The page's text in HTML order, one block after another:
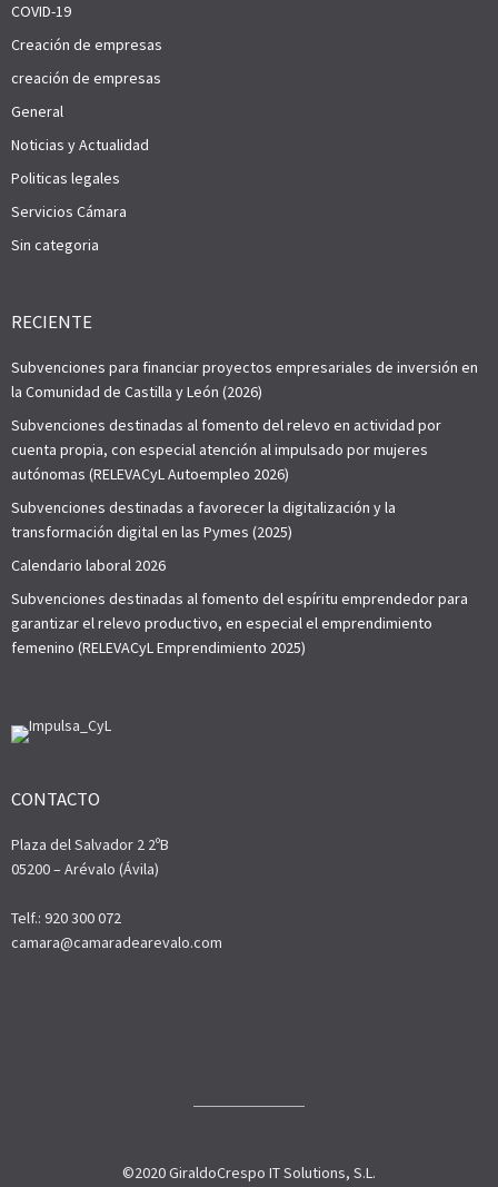
COVID-19
Creación de empresas
creación de empresas
General
Noticias y Actualidad
Politicas legales
Servicios Cámara
Sin categoria
RECIENTE
Subvenciones para financiar proyectos empresariales de inversión en
la Comunidad de Castilla y León (2026)
Subvenciones destinadas al fomento del relevo en actividad por
cuenta propia, con especial atención al impulsado por mujeres
autónomas (RELEVACyL Autoempleo 2026)
Subvenciones destinadas a favorecer la digitalización y la
transformación digital en las Pymes (2025)
Calendario laboral 2026
Subvenciones destinadas al fomento del espíritu emprendedor para
garantizar el relevo productivo, en especial el emprendimiento
femenino (RELEVACyL Emprendimiento 2025)
CONTACTO
Plaza del Salvador 2 2ºB
05200 – Arévalo (Ávila)
Telf.: 920 300 072
camara@camaradearevalo.com
©2020 GiraldoCrespo IT Solutions, S.L.